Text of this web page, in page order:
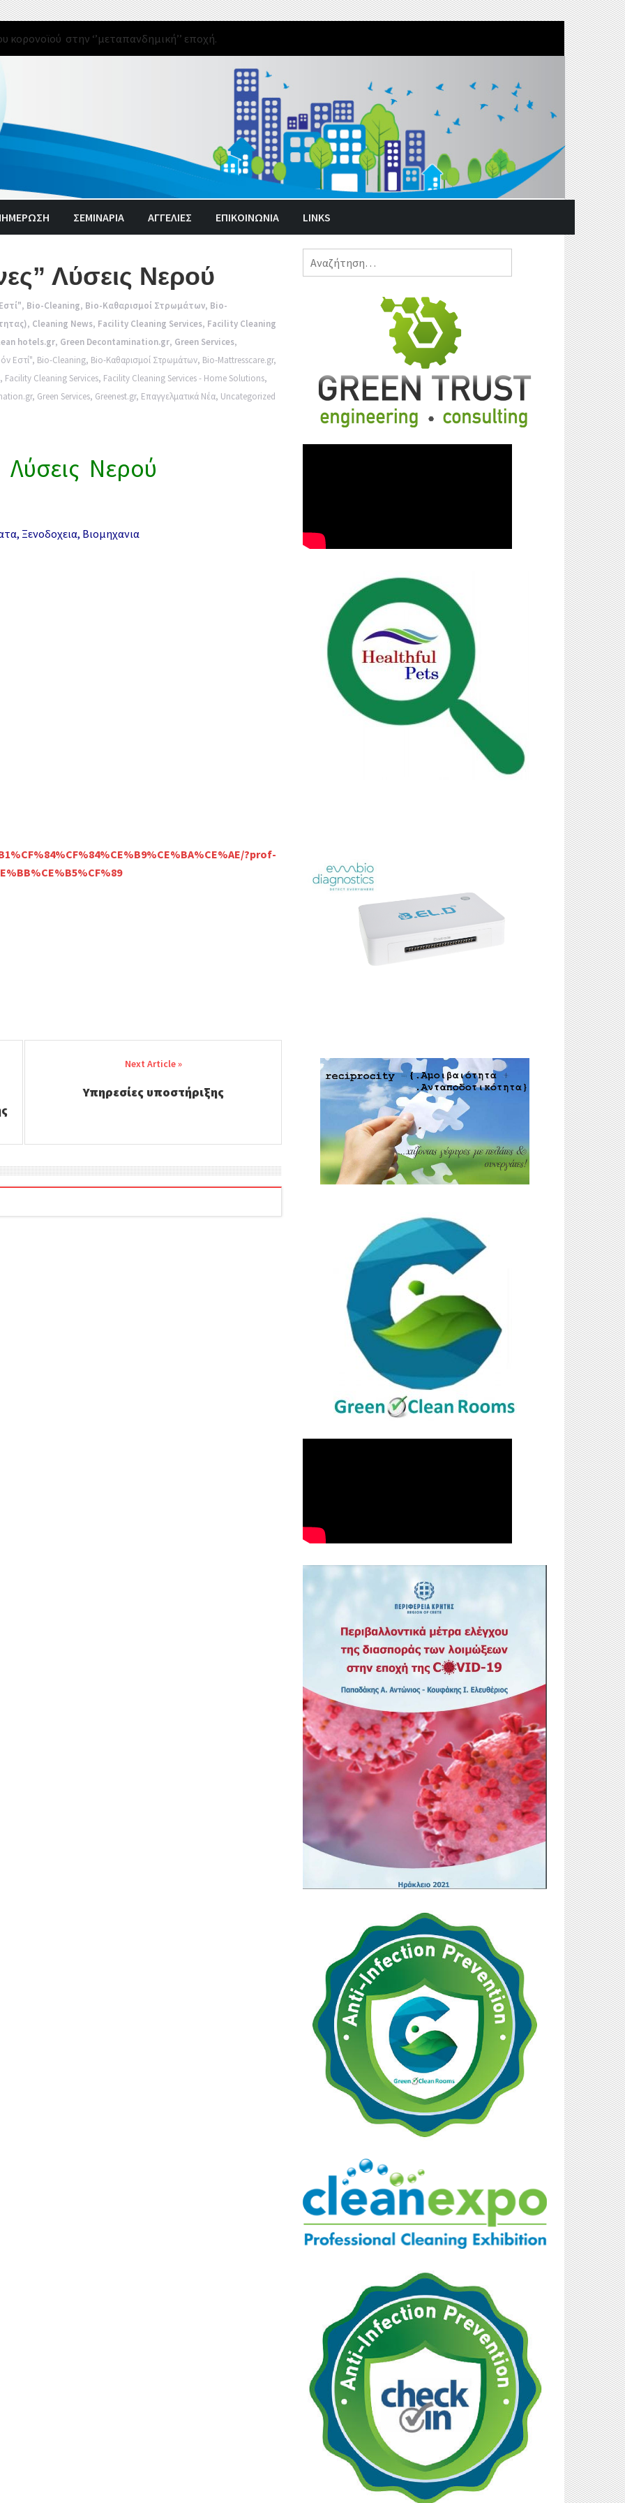
στην ‘’μεταπανδημική’’ εποχή.
ΣΕΜΙΝΑΡΙΑ ΑΓΓΕΛΊΕΣ ΕΠΙΚΟΙΝΩΝΙΑ LINKS
Λύσεις Νερού
, Bio-Cleaning, Bio-Καθαρισμοί Στρωμάτων, Bio-
, Cleaning News, Facility Cleaning Services, Facility Cleaning
hotels.gr, Green Decontamination.gr, Green Services,
Εστί", Bio-Cleaning, Bio-Καθαρισμοί Στρωμάτων, Bio-Mattresscare.gr,
, Facility Cleaning Services, Facility Cleaning Services - Home Solutions,
, Green Services, Greenest.gr, Επαγγελματικά Νέα, Uncategorized
Λύσεις Νερού
Ξενοδοχεια, Βιομηχανια
?prof-
Υπηρεσίες υποστήριξης
Αναζήτηση
για: